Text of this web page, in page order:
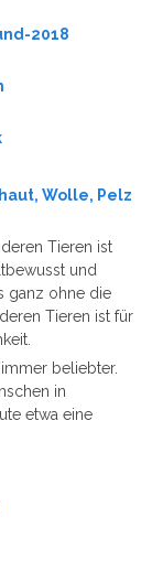
2018
Wolle, Pelz
Tieren ist
und
ganz ohne die
Tieren ist für
beliebter.
in
etwa eine